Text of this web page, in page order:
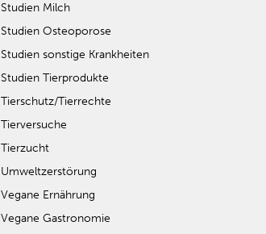
Studien Milch
Studien Osteoporose
Studien sonstige Krankheiten
Studien Tierprodukte
Tierschutz/Tierrechte
Tierversuche
Tierzucht
Umweltzerstörung
Vegane Ernährung
Vegane Gastronomie